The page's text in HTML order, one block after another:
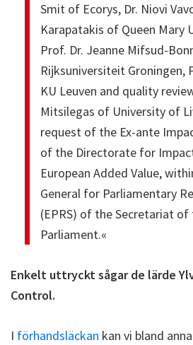
Smit of Ecorys, Dr. Niovi
Karapatakis of Queen Mary
Prof. Dr. Jeanne Mifsud-
Rijksuniversiteit Groningen,
KU Leuven and quality
Mitsilegas of University of
request of the Ex-ante
of the Directorate for
European Added Value,
General for Parliamentary
(EPRS) of the Secretariat of
Parliament.«
Enkelt uttryckt sågar de lärde
Control.
I förhandsläckan kan vi bland